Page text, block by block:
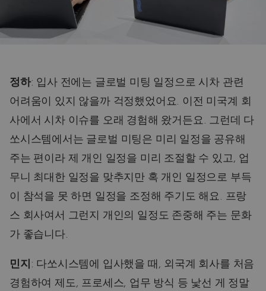
정하: 입사 전에는 글로벌 미팅 일정으로 시차 관련
어려움이 있지 않을까 걱정했었어요. 이전 미국계 회
사에서 시차 이슈를 오래 경험해 왔거든요. 그런데 다
쏘시스템에서는 글로벌 미팅은 미리 일정을 공유해
주는 편이라 제 개인 일정을 미리 조절할 수 있고, 업
무니 최대한 일정을 맞추지만 혹 개인 일정으로 부득
이 참석을 못 하면 일정을 조정해 주기도 해요. 프랑
스 회사여서 그런지 개인의 일정도 존중해 주는 문화
가 좋습니다.
민지 : 다쏘시스템에 입사했을 때, 외국계 회사를 처음
경험하여 제도, 프로세스, 업무 방식 등 낯선 게 정말